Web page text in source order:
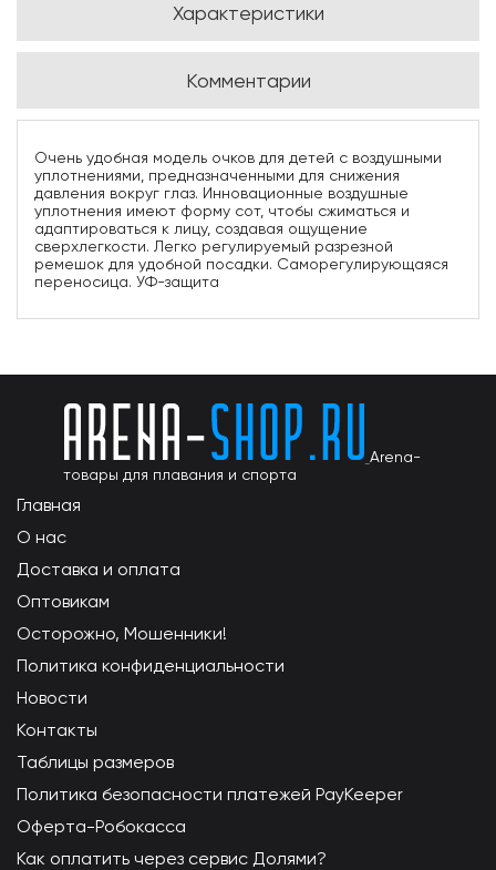
Характеристики
Комментарии
Очень удобная модель очков для детей с воздушными
уплотнениями, предназначенными для снижения
давления вокруг глаз. Инновационные воздушные
уплотнения имеют форму сот, чтобы сжиматься и
адаптироваться к лицу, создавая ощущение
сверхлегкости. Легко регулируемый разрезной
ремешок для удобной посадки. Саморегулирующаяся
переносица. УФ-защита
Arena-
товары для плавания и спорта
Главная
О нас
Доставка и оплата
Оптовикам
Осторожно, Мошенники!
Политика конфиденциальности
Новости
Контакты
Таблицы размеров
Политика безопасности платежей PayKeeper
Оферта-Робокасса
Как оплатить через сервис Долями?